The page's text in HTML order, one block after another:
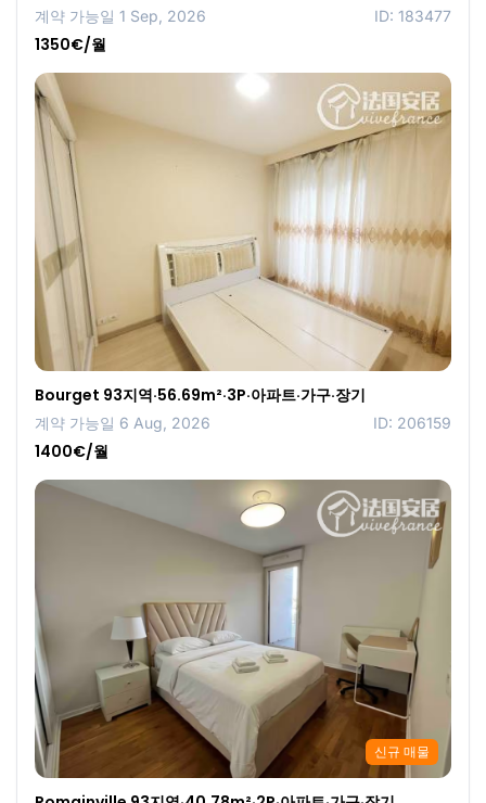
계약 가능일 1 Sep, 2026 ID: 183477
1350€/월
Bourget 93지역·56.69m²·3P·아파트·가구·장기
계약 가능일 6 Aug, 2026 ID: 206159
1400€/월
신규 매물